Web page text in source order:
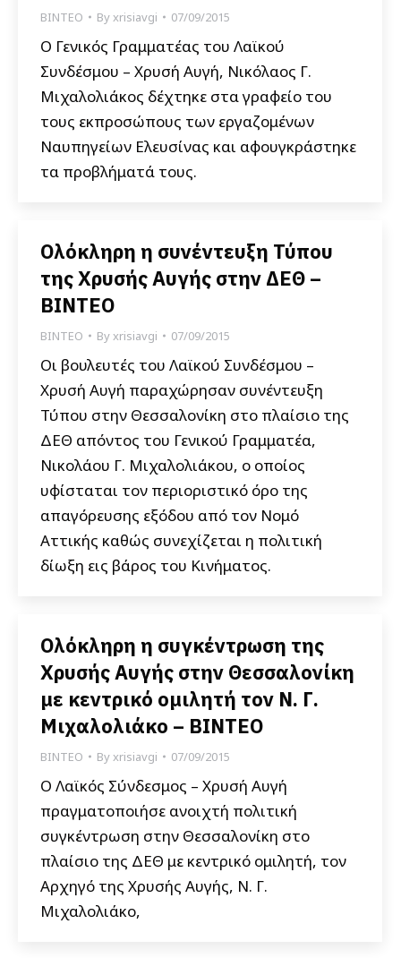
ΒΙΝΤΕΟ Byxrisiavgi 07/09/2015
Ο Γενικός Γραμματέας του Λαϊκού
Συνδέσμου – Χρυσή Αυγή, Νικόλαος Γ.
Μιχαλολιάκος δέχτηκε στα γραφείο του
τους εκπροσώπους των εργαζομένων
Ναυπηγείων Ελευσίνας και αφουγκράστηκε
τα προβλήματά τους.
Ολόκληρη η συνέντευξη Τύπου
της Χρυσής Αυγής στην ΔΕΘ –
ΒΙΝΤΕΟ
ΒΙΝΤΕΟ Byxrisiavgi 07/09/2015
Οι βουλευτές του Λαϊκού Συνδέσμου –
Χρυσή Αυγή παραχώρησαν συνέντευξη
Τύπου στην Θεσσαλονίκη στο πλαίσιο της
ΔΕΘ απόντος του Γενικού Γραμματέα,
Νικολάου Γ. Μιχαλολιάκου, ο οποίος
υφίσταται τον περιοριστικό όρο της
απαγόρευσης εξόδου από τον Νομό
Αττικής καθώς συνεχίζεται η πολιτική
δίωξη εις βάρος του Κινήματος.
Ολόκληρη η συγκέντρωση της
Χρυσής Αυγής στην Θεσσαλονίκη
με κεντρικό ομιλητή τον Ν. Γ.
Μιχαλολιάκο – ΒΙΝΤΕΟ
ΒΙΝΤΕΟ Byxrisiavgi 07/09/2015
O Λαϊκός Σύνδεσμος – Χρυσή Αυγή
πραγματοποιήσε ανοιχτή πολιτική
συγκέντρωση στην Θεσσαλονίκη στο
πλαίσιο της ΔΕΘ με κεντρικό ομιλητή, τον
Αρχηγό της Χρυσής Αυγής, Ν. Γ.
Μιχαλολιάκο,